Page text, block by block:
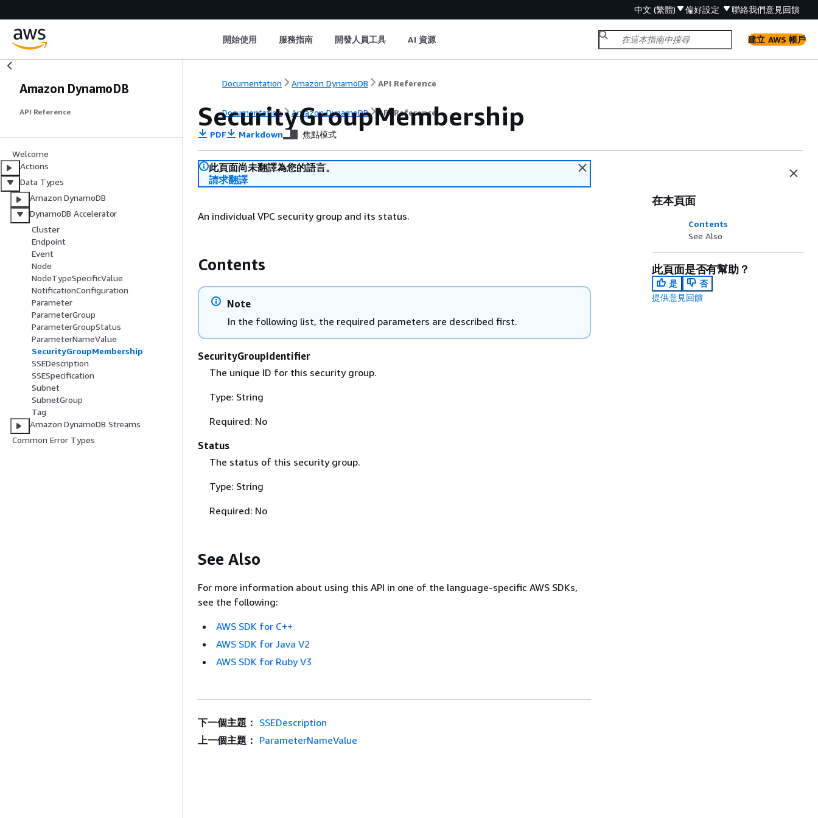
中文 (繁體) 偏好設定 聯絡我們意見回饋
開始使用 服務指南 開發人員工具 AI 資源 建立 AWS 帳戶
Amazon DynamoDB
API Reference
Welcome
Actions
Data Types
Amazon DynamoDB
DynamoDB Accelerator
Cluster
Endpoint
Event
Node
NodeTypeSpecificValue
NotificationConfiguration
Parameter
ParameterGroup
ParameterGroupStatus
ParameterNameValue
SecurityGroupMembership
SSEDescription
SSESpecification
Subnet
SubnetGroup
Tag
Amazon DynamoDB Streams
Common Error Types
Documentation Amazon DynamoDB API Reference
Documentation Amazon DynamoDB API Reference
SecurityGroupMembership
PDF Markdown 焦點模式
此頁面尚未翻譯為您的語言。
請求翻譯
An individual VPC security group and its status.
Contents
Note
In the following list, the required parameters are described first.
SecurityGroupIdentifier
The unique ID for this security group.
Type: String
Required: No
Status
The status of this security group.
Type: String
Required: No
See Also
For more information about using this API in one of the language-specific AWS SDKs,
see the following:
AWS SDK for C++
AWS SDK for Java V2
AWS SDK for Ruby V3
在本頁面
Contents
See Also
此頁面是否有幫助？
是
否
提供意見回饋
下一個主題： SSEDescription
上一個主題： ParameterNameValue